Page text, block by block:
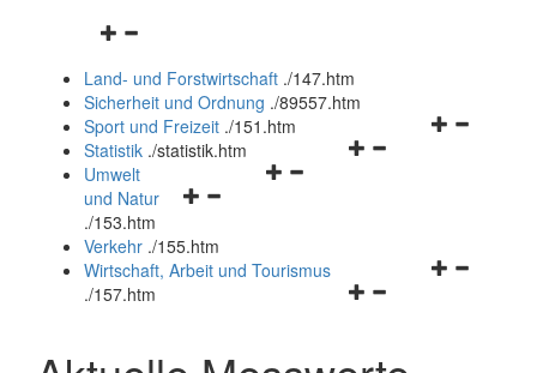
Navigationsmenü
und
schließen
Land- und Forstwirtschaft ./147.htm
Sicherheit und Ordnung ./89557.htm
Navigationsmenü
Sport und Freizeit ./151.htm
Navigationsmenü
Statistik ./statistik.htm
Navigationsmenü
und
schließen
Umwelt
und Natur
./153.htm
Verkehr ./155.htm
Navigationsmenü
schließen
Wirtschaft, Arbeit und Tourismus
./157.htm